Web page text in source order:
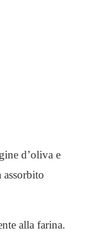
d’oliva e
alla farina.